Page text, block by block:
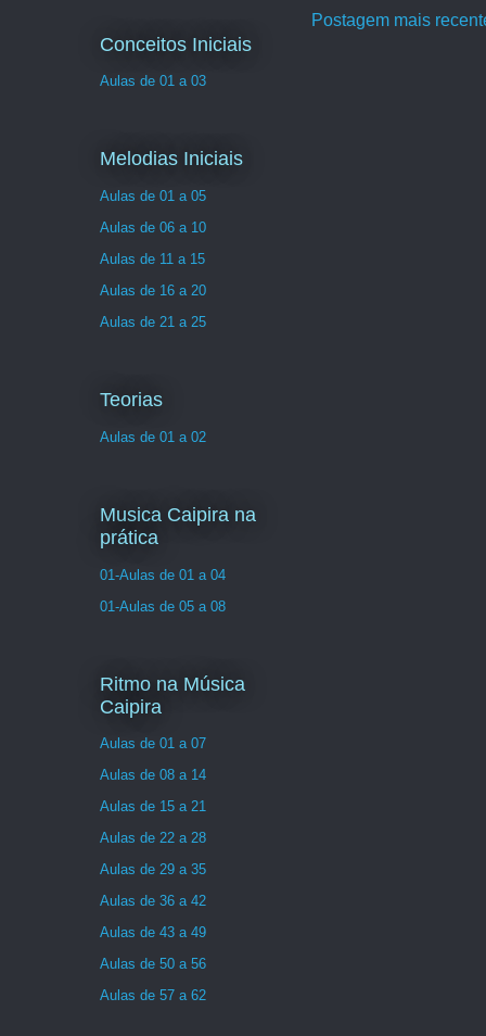
Postagem mais
Conceitos Iniciais
Aulas de 01 a 03
Melodias Iniciais
Aulas de 01 a 05
Aulas de 06 a 10
Aulas de 11 a 15
Aulas de 16 a 20
Aulas de 21 a 25
Teorias
Aulas de 01 a 02
Musica Caipira na
prática
01-Aulas de 01 a 04
01-Aulas de 05 a 08
Ritmo na Música
Caipira
Aulas de 01 a 07
Aulas de 08 a 14
Aulas de 15 a 21
Aulas de 22 a 28
Aulas de 29 a 35
Aulas de 36 a 42
Aulas de 43 a 49
Aulas de 50 a 56
Aulas de 57 a 62